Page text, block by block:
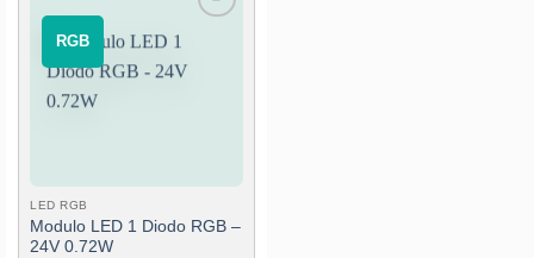
⠀RGB⠀
lista de
LED RGB
Modulo LED 1 Diodo RGB –
24V 0.72W